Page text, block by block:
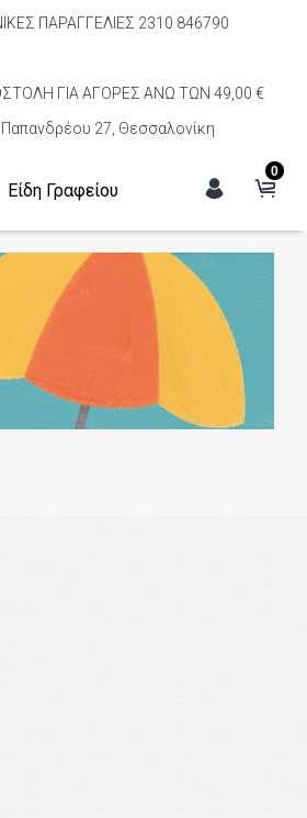
ΠΑΡΑΓΓΕΛΙΕΣ 2310 846790
ΓΙΑ ΑΓΟΡΕΣ ΑΝΩ ΤΩΝ 49,00 €
Παπανδρέου 27, Θεσσαλονίκη
0
Είδη Γραφείου